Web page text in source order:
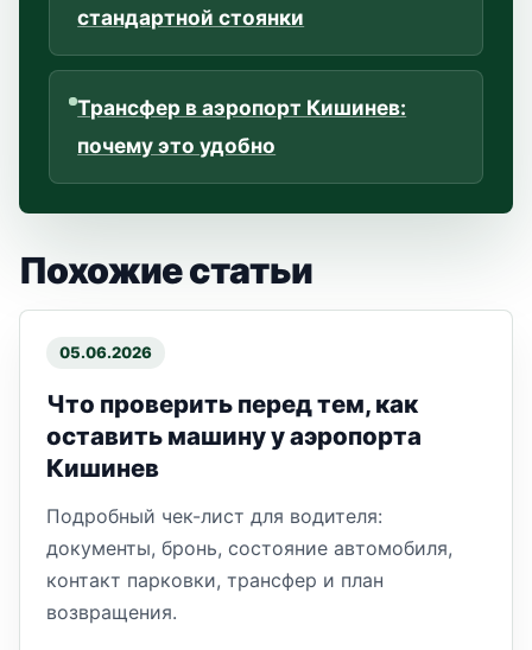
стандартной стоянки
Трансфер в аэропорт Кишинев:
почему это удобно
Похожие статьи
05.06.2026
Что проверить перед тем, как
оставить машину у аэропорта
Кишинев
Подробный чек-лист для водителя:
документы, бронь, состояние автомобиля,
контакт парковки, трансфер и план
возвращения.